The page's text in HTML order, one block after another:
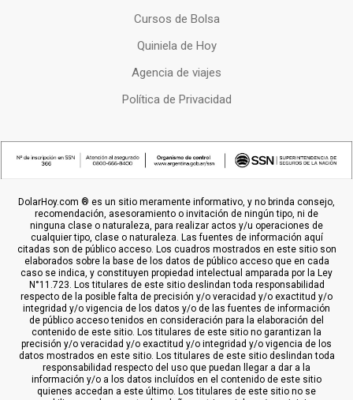
Cursos de Bolsa
Quiniela de Hoy
Agencia de viajes
Política de Privacidad
DolarHoy.com ® es un sitio meramente informativo, y no brinda consejo,
recomendación, asesoramiento o invitación de ningún tipo, ni de
ninguna clase o naturaleza, para realizar actos y/u operaciones de
cualquier tipo, clase o naturaleza. Las fuentes de información aquí
citadas son de público acceso. Los cuadros mostrados en este sitio son
elaborados sobre la base de los datos de público acceso que en cada
caso se indica, y constituyen propiedad intelectual amparada por la Ley
N°11.723. Los titulares de este sitio deslindan toda responsabilidad
respecto de la posible falta de precisión y/o veracidad y/o exactitud y/o
integridad y/o vigencia de los datos y/o de las fuentes de información
de público acceso tenidos en consideración para la elaboración del
contenido de este sitio. Los titulares de este sitio no garantizan la
precisión y/o veracidad y/o exactitud y/o integridad y/o vigencia de los
datos mostrados en este sitio. Los titulares de este sitio deslindan toda
responsabilidad respecto del uso que puedan llegar a dar a la
información y/o a los datos incluídos en el contenido de este sitio
quienes accedan a este último. Los titulares de este sitio no se